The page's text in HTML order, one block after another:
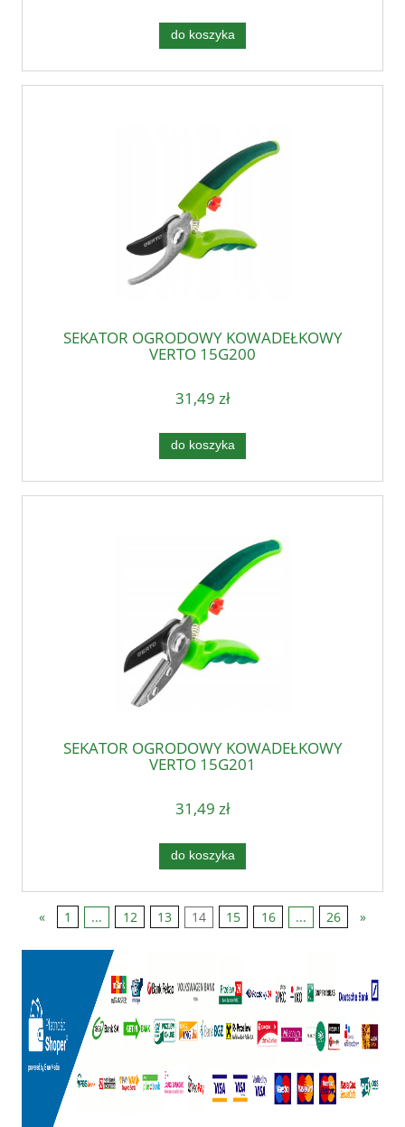
do koszyka
SEKATOR OGRODOWY KOWADEŁKOWY
VERTO 15G200
31,49 zł
do koszyka
SEKATOR OGRODOWY KOWADEŁKOWY
VERTO 15G201
31,49 zł
do koszyka
« 1 ... 12 13 14 15 16 ... 26 »